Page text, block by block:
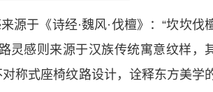
于《诗经·魏风·伐檀》：“坎坎伐
灵感则来源于汉族传统寓意纹样，
称式座椅纹路设计，诠释东方美学